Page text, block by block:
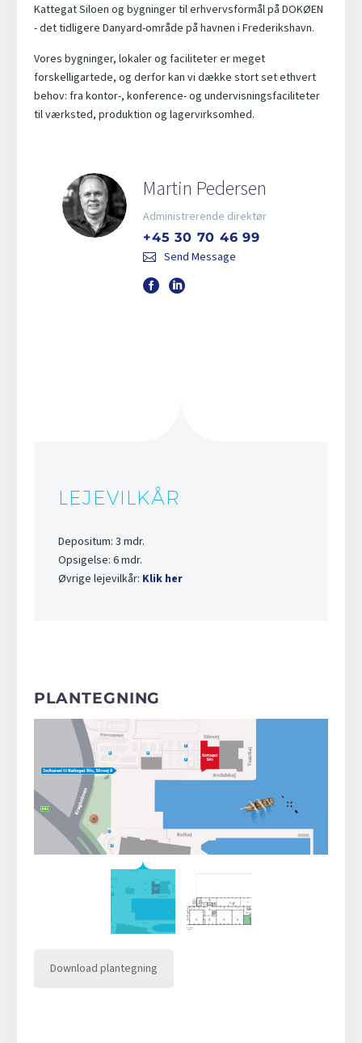
Kattegat Siloen og bygninger til erhvervsformål på DOKØEN
- det tidligere Danyard-område på havnen i Frederikshavn.
Vores bygninger, lokaler og faciliteter er meget
forskelligartede, og derfor kan vi dække stort set ethvert
behov: fra kontor-, konference- og undervisningsfaciliteter
til værksted, produktion og lagervirksomhed.
Martin Pedersen
Administrerende direktør
+45 30 70 46 99
Send Message
LEJEVILKÅR
Depositum: 3 mdr.
Opsigelse: 6 mdr.
Øvrige lejevilkår: Klik her
PLANTEGNING
Download plantegning